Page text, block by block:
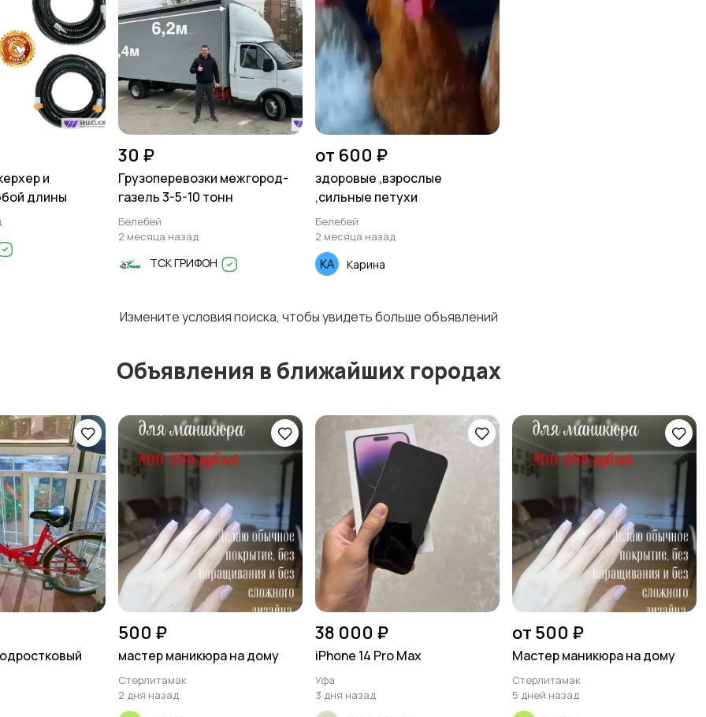
и
длины
30 ₽
Грузоперевозки межгород-
газель 3-5-10 тонн
Белебей
2 месяца назад
ТСК ГРИФОН
от 600 ₽
здоровые ,взрослые
,сильные петухи
Белебей
2 месяца назад
Карина
Измените условия поиска, чтобы увидеть больше объявлений
Объявления в ближайших городах
500 ₽
мастер маникюра на дому
Стерлитамак
2 дня назад
38 000 ₽
iPhone 14 Pro Max
Уфа
3 дня назад
от 500 ₽
Мастер маникюра на дому
Стерлитамак
5 дней назад